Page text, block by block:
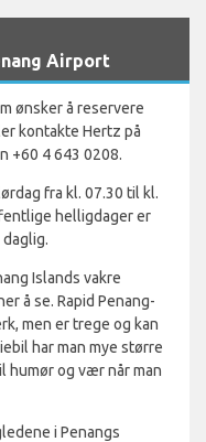
Airport
ønsker å reservere
kontakte Hertz på
+60 4 643 0208.
fra kl. 07.30 til kl.
helligdager er
Islands vakre
å se. Rapid Penang-
men er trege og kan
har man mye større
og vær når man
i Penangs